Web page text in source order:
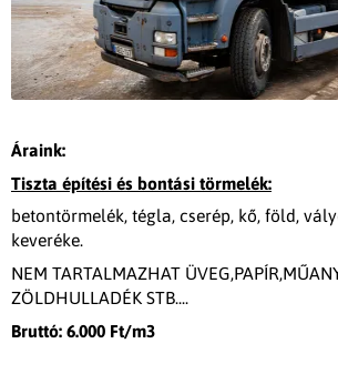
Áraink:
Tiszta építési és bontási törmelék:
betontörmelék, tégla, cserép, kő, föld,
keveréke.
NEM TARTALMAZHAT
ZÖLDHULLADÉK STB....
Bruttó: 6.000 Ft/m3